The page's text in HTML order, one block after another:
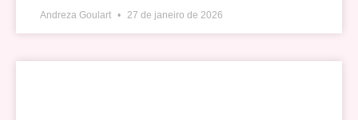
Andreza Goulart 27 de janeiro de 2026